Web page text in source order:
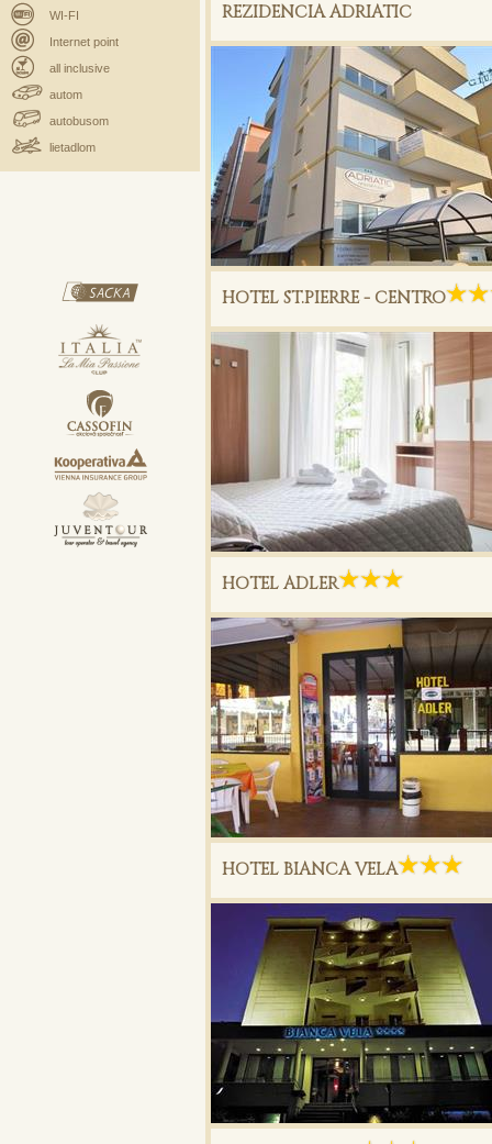
WI-FI
Internet point
all inclusive
autom
autobusom
lietadlom
REZIDENCIA ADRIATIC
HOTEL ST.PIERRE - CENTRO
HOTEL ADLER
HOTEL BIANCA VELA